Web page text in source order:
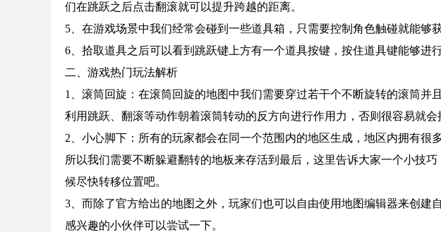
们在跳跃之后点击翻滚就可以提升跨越的距离。
5、在游戏场景中我们经常会碰到一些道具箱，只需要控制角色触碰就能够
6、拾取道具之后可以看到跳跃键上方有一个道具按键，按住道具键能够进
二、游戏热门玩法解析
1、滚筒回旋：在滚筒回旋的地图中我们需要穿过若干个不断旋转的滚筒并
利用跳跃、翻滚等动作朝着滚筒转动的反方向进行作用力，否则很容易就会
2、小心脚下：所有的玩家都会在同一个范围内的地区生成，地区内拥有很
所以我们需要不断躲避翻转的地板来存活到最后，这里告诉大家一个小技
候尽快转移位置吧。
3、而除了官方给出的地图之外，玩家们也可以自由使用地图编辑器来创建
感兴趣的小伙伴可以尝试一下。